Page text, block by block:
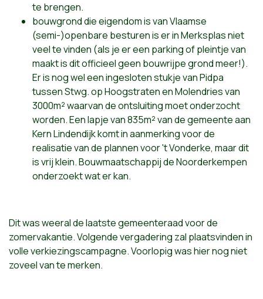
te brengen.
bouwgrond die eigendom is van Vlaamse
(semi-)openbare besturen is er in Merksplas niet
veel te vinden (als je er een parking of pleintje van
maakt is dit officieel geen bouwrijpe grond meer!).
Er is nog wel een ingesloten stukje van Pidpa
tussen Stwg. op Hoogstraten en Molendries van
3000m² waarvan de ontsluiting moet onderzocht
worden. Een lapje van 835m² van de gemeente aan
Kern Lindendijk komt in aanmerking voor de
realisatie van de plannen voor 't Vonderke, maar dit
is vrij klein. Bouwmaatschappij de Noorderkempen
onderzoekt wat er kan.
Dit was weeral de laatste gemeenteraad voor de
zomervakantie. Volgende vergadering zal plaatsvinden in
volle verkiezingscampagne. Voorlopig was hier nog niet
zoveel van te merken.